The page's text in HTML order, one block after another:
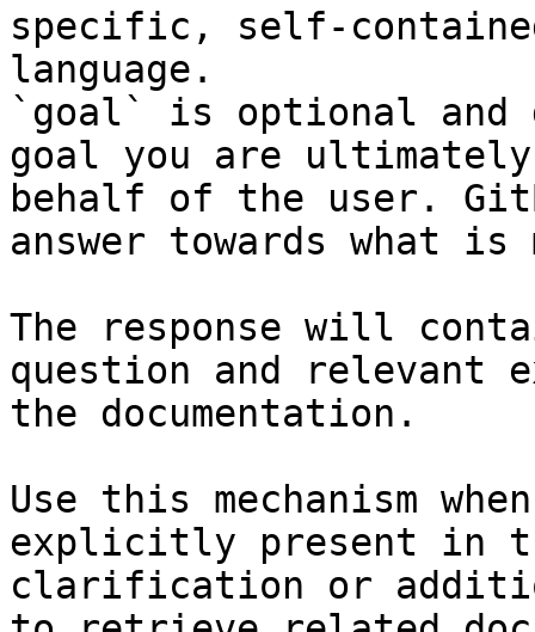
specific, self-
language.
`goal` is optional and
goal you are
behalf of the user.
answer towards what
The response will
question and relevant
the documentation.
Use this mechanism
explicitly present in
clarification or